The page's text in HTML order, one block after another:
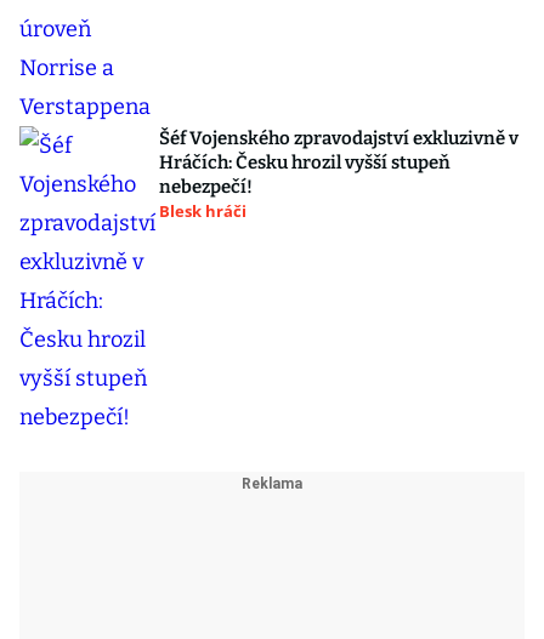
Šéf Vojenského zpravodajství exkluzivně v
Hráčích: Česku hrozil vyšší stupeň
nebezpečí!
Blesk hráči